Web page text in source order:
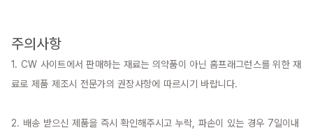
주의사항
1. CW 사이트에서 판매하는 재료는 의약품이 아닌 홈프래그런스를 위한 재
료로 제품 제조시 전문가의 권장사항에 따르시기 바랍니다.
2. 배송 받으신 제품을 즉시 확인해주시고 누락, 파손이 있는 경우 7일이내